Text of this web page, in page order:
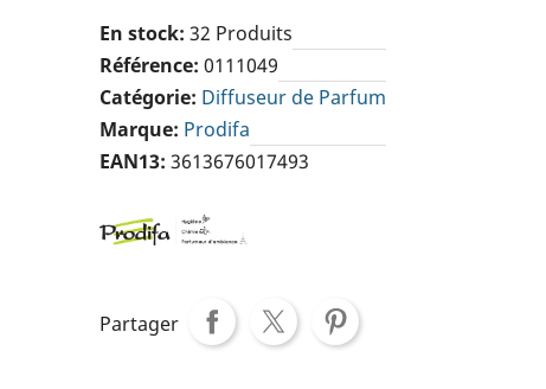
En stock 32 Produits
Référence 0111049
Catégorie Diffuseur de Parfum
Marque Prodifa
EAN13 3613676017493
Partager